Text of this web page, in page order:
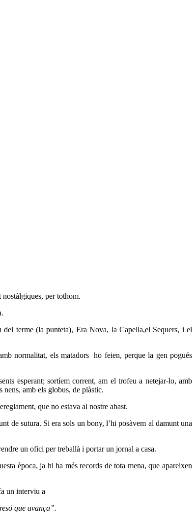
per tothom.
terme (la punteta), Era Nova, la Capella,el Sequers, i el
normalitat, els matadors
ho feien, perque la gen pogués
esperant; sortíem corrent, am el trofeu a netejar-lo, amb
amb els globus, de plàstic.
que no estava al nostre abast.
de sutura. Si era sols un bony, l’hi posàvem al damunt una
un ofici per treballà i portar un jornal a casa.
època, ja hi ha més records de tota mena, que apareixen
un interviu a
que avança”.